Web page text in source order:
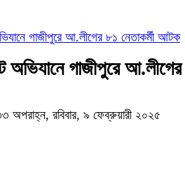
গাজীপুরে আ.লীগের ৮১ নেতাকর্মী আটক
অভিযানে গাজীপুরে
অপরাহ্ন, রবিবার, ৯ ফেব্রুয়ারী ২০২৫